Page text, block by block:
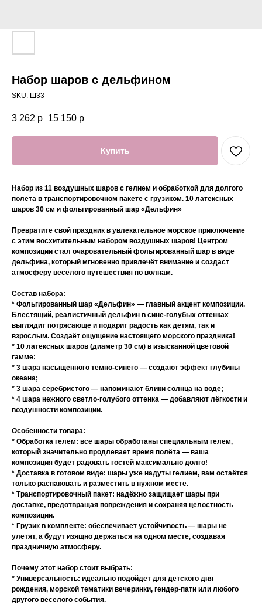
Набор шаров с дельфином
SKU: Ш33
3 262 р 15 150 р
Купить
Набор из 11 воздушных шаров с гелием и обработкой для долгого
полёта в транспортировочном пакете с грузиком. 10 латексных
шаров 30 см и фольгированный шар «Дельфин»
Превратите свой праздник в увлекательное морское приключение
с этим восхитительным набором воздушных шаров! Центром
композиции стал очаровательный фольгированный шар в виде
дельфина, который мгновенно привлечёт внимание и создаст
атмосферу весёлого путешествия по волнам.
Состав набора:
* Фольгированный шар «Дельфин» — главный акцент композиции.
Блестящий, реалистичный дельфин в сине-голубых оттенках
выглядит потрясающе и подарит радость как детям, так и
взрослым. Создаёт ощущение настоящего морского праздника!
* 10 латексных шаров (диаметр 30 см) в изысканной цветовой
гамме:
* 3 шара насыщенного тёмно-синего — создают эффект глубины
океана;
* 3 шара серебристого — напоминают блики солнца на воде;
* 4 шара нежного светло-голубого оттенка — добавляют лёгкости и
воздушности композиции.
Особенности товара:
* Обработка гелем: все шары обработаны специальным гелем,
который значительно продлевает время полёта — ваша
композиция будет радовать гостей максимально долго!
* Доставка в готовом виде: шары уже надуты гелием, вам остаётся
только распаковать и разместить в нужном месте.
* Транспортировочный пакет: надёжно защищает шары при
доставке, предотвращая повреждения и сохраняя целостность
композиции.
* Грузик в комплекте: обеспечивает устойчивость — шары не
улетят, а будут изящно держаться на одном месте, создавая
праздничную атмосферу.
Почему этот набор стоит выбрать:
* Универсальность: идеально подойдёт для детского дня
рождения, морской тематики вечеринки, гендер-пати или любого
другого весёлого события.